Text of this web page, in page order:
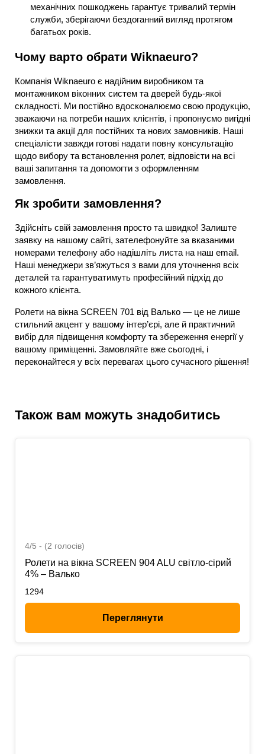
механічних пошкоджень гарантує тривалий термін
служби, зберігаючи бездоганний вигляд протягом
багатьох років.
Чому варто обрати Wiknaeuro?
Компанія Wiknaeuro є надійним виробником та
монтажником віконних систем та дверей будь-якої
складності. Ми постійно вдосконалюємо свою продукцію,
зважаючи на потреби наших клієнтів, і пропонуємо вигідні
знижки та акції для постійних та нових замовників. Наші
спеціалісти завжди готові надати повну консультацію
щодо вибору та встановлення ролет, відповісти на всі
ваші запитання та допомогти з оформленням
замовлення.
Як зробити замовлення?
Здійсніть свій замовлення просто та швидко! Залиште
заявку на нашому сайті, зателефонуйте за вказаними
номерами телефону або надішліть листа на наш email.
Наші менеджери зв’яжуться з вами для уточнення всіх
деталей та гарантуватимуть професійний підхід до
кожного клієнта.
Ролети на вікна SCREEN 701 від Валько — це не лише
стильний акцент у вашому інтер’єрі, але й практичний
вибір для підвищення комфорту та збереження енергії у
вашому приміщенні. Замовляйте вже сьогодні, і
переконайтеся у всіх перевагах цього сучасного рішення!
Також вам можуть знадобитись
4/5 - (2 голосів)
Ролети на вікна SCREEN 904 ALU світло-сірий
4% – Валько
1294
Переглянути